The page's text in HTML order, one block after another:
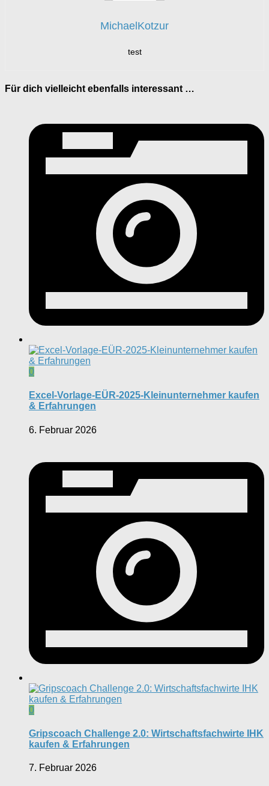
MichaelKotzur
test
Für dich vielleicht ebenfalls interessant …
0
Excel-Vorlage-EÜR-2025-Kleinunternehmer kaufen
& Erfahrungen
6. Februar 2026
0
Gripscoach Challenge 2.0: Wirtschaftsfachwirte IHK
kaufen & Erfahrungen
7. Februar 2026